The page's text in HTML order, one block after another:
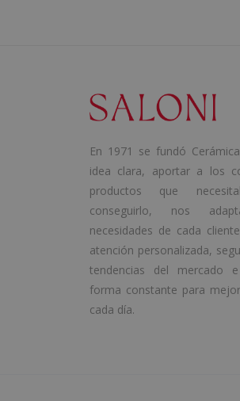
En 1971 se fundó
idea clara, aportar a los
productos que
conseguirlo, nos
necesidades de cada
atención personalizada,
tendencias del mercado
forma constante para
cada día.